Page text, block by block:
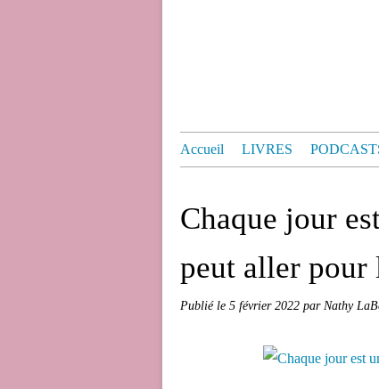
Accueil LIVRES
Chaque jour
peut aller pour
Publié le 5 février 2022 par Nathy